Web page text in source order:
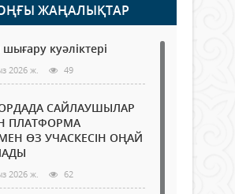
ЖАҢАЛЫҚТАР
шығару куәліктері
2026 ж. 49
САЙЛАУШЫЛАР
ПЛАТФОРМА
ӨЗ УЧАСКЕСІН ОҢАЙ
2026 ж. 62